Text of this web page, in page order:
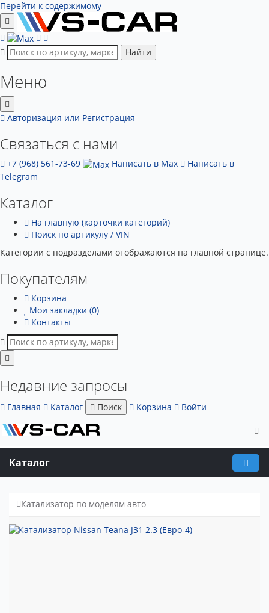
Перейти к содержимому
Найти
Меню
Авторизация или Регистрация
Связаться с нами
+7 (968) 561-73-69 Написать в Max
Написать в
Telegram
Каталог
На главную (карточки категорий)
Поиск по артикулу / VIN
Категории с подразделами отображаются на главной странице.
Покупателям
Корзина
Мои закладки (0)
Контакты
Недавние запросы
Главная Каталог Поиск Корзина Войти
Каталог
Катализатор по моделям авто